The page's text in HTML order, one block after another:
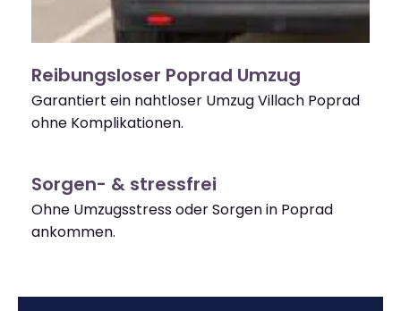
Reibungsloser Poprad Umzug
Garantiert ein nahtloser Umzug Villach Poprad
ohne Komplikationen.
Sorgen- & stressfrei
Ohne Umzugsstress oder Sorgen in Poprad
ankommen.